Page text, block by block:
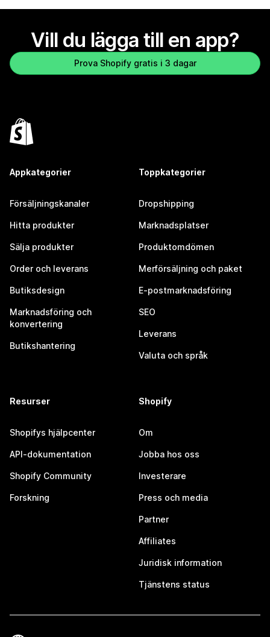
Vill du lägga till en app?
Prova Shopify gratis i 3 dagar
Appkategorier
Försäljningskanaler
Hitta produkter
Sälja produkter
Order och leverans
Butiksdesign
Marknadsföring och
konvertering
Butikshantering
Toppkategorier
Dropshipping
Marknadsplatser
Produktomdömen
Merförsäljning och paket
E-postmarknadsföring
SEO
Leverans
Valuta och språk
Resurser
Shopifys hjälpcenter
API-dokumentation
Shopify Community
Forskning
Shopify
Om
Jobba hos oss
Investerare
Press och media
Partner
Affiliates
Juridisk information
Tjänstens status